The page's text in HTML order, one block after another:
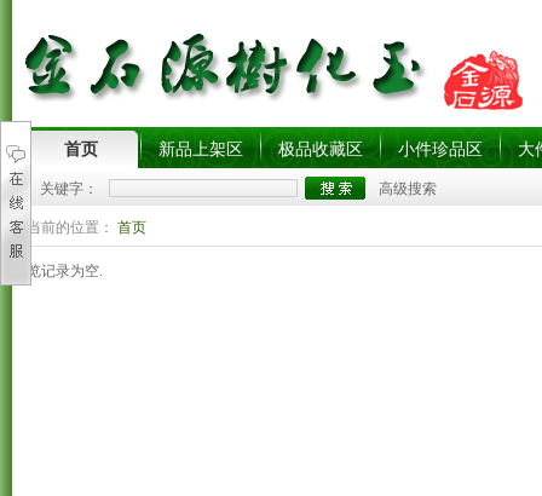
首页 新品上架区 极品收藏区 小件珍品区 大
关键字： 高级搜索
您当前的位置： 首页
浏览记录为空.